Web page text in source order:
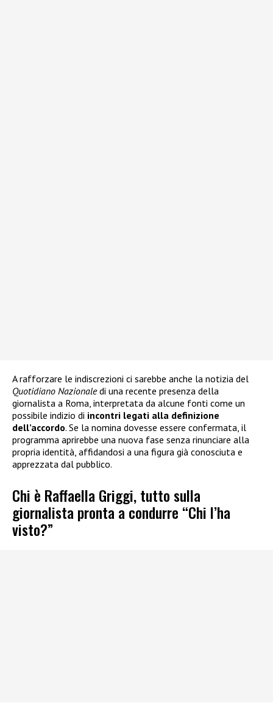
A rafforzare le indiscrezioni ci sarebbe anche la notizia del
Quotidiano Nazionaledi una recente presenza della
giornalista a Roma, interpretata da alcune fonti come un
possibile indizio di incontri legati alla definizione
dell’accordo. Se la nomina dovesse essere confermata, il
programma aprirebbe una nuova fase senza rinunciare alla
propria identità, affidandosi a una figura già conosciuta e
apprezzata dal pubblico.
Chi è Raffaella Griggi, tutto sulla
giornalista pronta a condurre “Chi l’ha
visto?”